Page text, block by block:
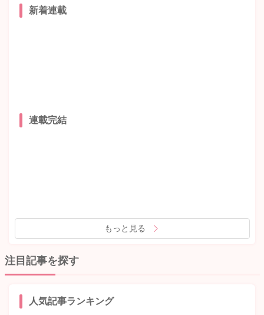
新着連載
連載完結
もっと見る
注目記事を探す
人気記事ランキング